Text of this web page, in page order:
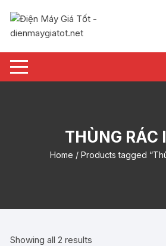
nội
THÙNG RÁC
Home / Products tagged
Showing all 2 results